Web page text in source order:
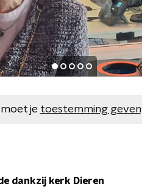
je toestemming geven
dankzij kerk Dieren